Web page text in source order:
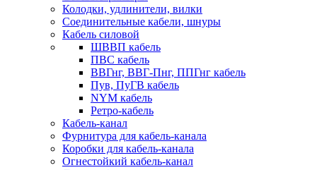
Колодки, удлинители, вилки
Соединительные кабели, шнуры
Кабель силовой
ШВВП кабель
ПВС кабель
ВВГнг, ВВГ-Пнг, ППГнг кабель
Пув, ПуГВ кабель
NYM кабель
Ретро-кабель
Кабель-канал
Фурнитура для кабель-канала
Коробки для кабель-канала
Огнестойкий кабель-канал